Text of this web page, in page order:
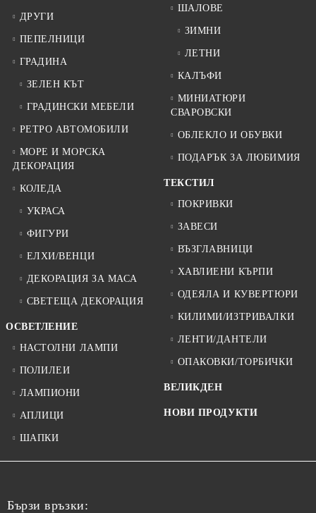
ДРУГИ
ПЕПЕЛНИЦИ
ГРАДИНА
ЗЕЛЕН КЪТ
ГРАДИНСКИ МЕБЕЛИ
РЕТРО АВТОМОБИЛИ
МОРЕ И МОРСКА
ДЕКОРАЦИЯ
КОЛЕДА
УКРАСА
ФИГУРИ
ЕЛХИ/ВЕНЦИ
ДЕКОРАЦИЯ ЗА МАСА
СВЕТЕЩА ДЕКОРАЦИЯ
ОСВЕТЛЕНИЕ
НАСТОЛНИ ЛАМПИ
ПОЛИЛЕИ
ЛАМПИОНИ
АПЛИЦИ
ШАПКИ
ШАЛОВЕ
ЗИМНИ
ЛЕТНИ
КАЛЪФИ
МИНИАТЮРИ
СВАРОВСКИ
ОБЛЕКЛО И ОБУВКИ
ПОДАРЪК ЗА ЛЮБИМИЯ
ТЕКСТИЛ
ПОКРИВКИ
ЗАВЕСИ
ВЪЗГЛАВНИЦИ
ХАВЛИЕНИ КЪРПИ
ОДЕЯЛА И КУВЕРТЮРИ
КИЛИМИ/ИЗТРИВАЛКИ
ЛЕНТИ/ДАНТЕЛИ
ОПАКОВКИ/ТОРБИЧКИ
ВЕЛИКДЕН
НОВИ ПРОДУКТИ
Бързи връзки: